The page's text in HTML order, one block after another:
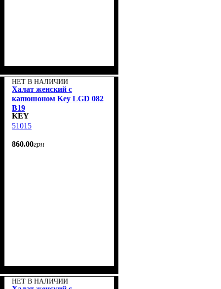
НЕТ В НАЛИЧИИ
Халат женский с
капюшоном Key LGD 082
B19
KEY
51015
860.00грн
НЕТ В НАЛИЧИИ